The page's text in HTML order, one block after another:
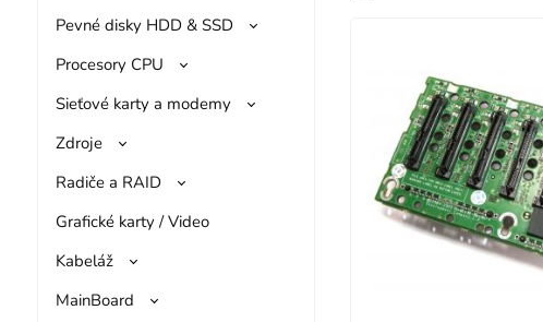
Pevné disky HDD & SSD
Procesory CPU
Sieťové karty a modemy
Zdroje
Radiče a RAID
Grafické karty / Video
Kabeláž
MainBoard